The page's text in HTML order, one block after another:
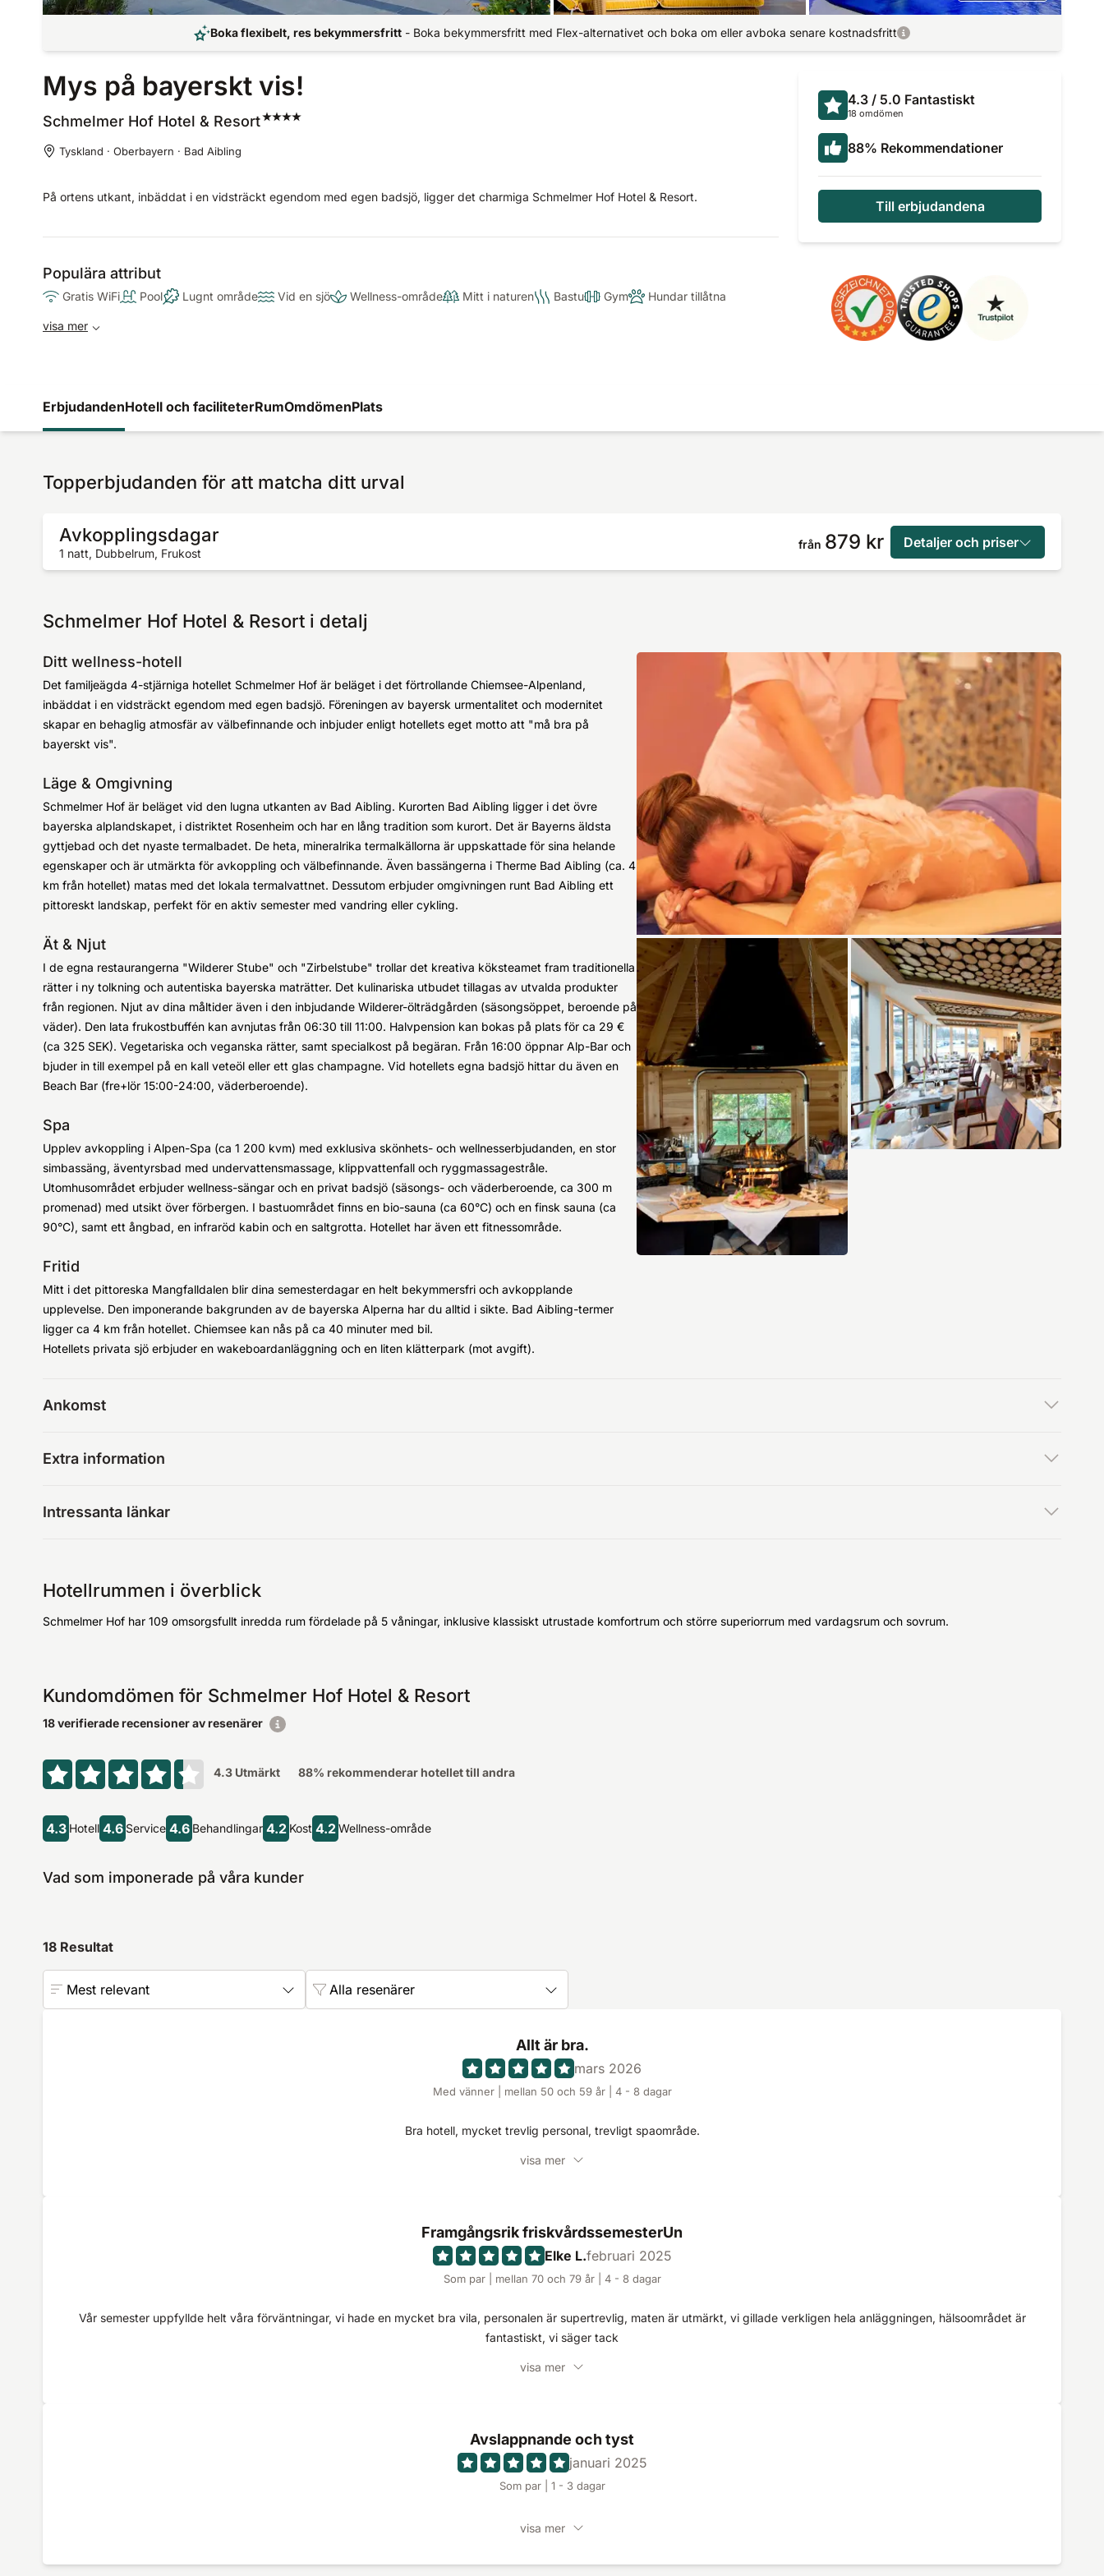
Boka flexibelt, res bekymmersfritt - Boka bekymmersfritt med Flex-alternativet och boka om eller avboka senare kostnadsfritt
Mys på bayerskt vis!
Schmelmer Hof Hotel & Resort
Tyskland · Oberbayern · Bad Aibling
4.3 / 5.0 Fantastiskt
18 omdömen
88% Rekommendationer
Till erbjudandena
På ortens utkant, inbäddat i en vidsträckt egendom med egen badsjö, ligger det charmiga Schmelmer Hof Hotel & Resort.
Populära attribut
Gratis WiFi Pool Lugnt område Vid en sjö Wellness-område Mitt i naturen Bastu Gym Hundar tillåtna
visa mer
ErbjudandenHotell och faciliteterRumOmdömenPlats
Topperbjudanden för att matcha ditt urval
Avkopplingsdagar
1 natt, Dubbelrum, Frukost
från 879 kr Detaljer och priser
Schmelmer Hof Hotel & Resort i detalj
Ditt wellness-hotell
Det familjeägda 4-stjärniga hotellet Schmelmer Hof är beläget i det förtrollande Chiemsee-Alpenland,
inbäddat i en vidsträckt egendom med egen badsjö. Föreningen av bayersk urmentalitet och modernitet
skapar en behaglig atmosfär av välbefinnande och inbjuder enligt hotellets eget motto att "må bra på
bayerskt vis".
Läge & Omgivning
Schmelmer Hof är beläget vid den lugna utkanten av Bad Aibling. Kurorten Bad Aibling ligger i det övre
bayerska alplandskapet, i distriktet Rosenheim och har en lång tradition som kurort. Det är Bayerns äldsta
gyttjebad och det nyaste termalbadet. De heta, mineralrika termalkällorna är uppskattade för sina helande
egenskaper och är utmärkta för avkoppling och välbefinnande. Även bassängerna i Therme Bad Aibling (ca. 4
km från hotellet) matas med det lokala termalvattnet. Dessutom erbjuder omgivningen runt Bad Aibling ett
pittoreskt landskap, perfekt för en aktiv semester med vandring eller cykling.
Ät & Njut
I de egna restaurangerna "Wilderer Stube" och "Zirbelstube" trollar det kreativa köksteamet fram traditionella
rätter i ny tolkning och autentiska bayerska maträtter. Det kulinariska utbudet tillagas av utvalda produkter
från regionen. Njut av dina måltider även i den inbjudande Wilderer-ölträdgården (säsongsöppet, beroende på
väder). Den lata frukostbuffén kan avnjutas från 06:30 till 11:00. Halvpension kan bokas på plats för ca 29 €
(ca 325 SEK). Vegetariska och veganska rätter, samt specialkost på begäran. Från 16:00 öppnar Alp-Bar och
bjuder in till exempel på en kall veteöl eller ett glas champagne. Vid hotellets egna badsjö hittar du även en
Beach Bar (fre+lör 15:00-24:00, väderberoende).
Spa
Upplev avkoppling i Alpen-Spa (ca 1 200 kvm) med exklusiva skönhets- och wellnesserbjudanden, en stor
simbassäng, äventyrsbad med undervattensmassage, klippvattenfall och ryggmassagestråle.
Utomhusområdet erbjuder wellness-sängar och en privat badsjö (säsongs- och väderberoende, ca 300 m
promenad) med utsikt över förbergen. I bastuområdet finns en bio-sauna (ca 60°C) och en finsk sauna (ca
90°C), samt ett ångbad, en infraröd kabin och en saltgrotta. Hotellet har även ett fitnessområde.
Fritid
Mitt i det pittoreska Mangfalldalen blir dina semesterdagar en helt bekymmersfri och avkopplande
upplevelse. Den imponerande bakgrunden av de bayerska Alperna har du alltid i sikte. Bad Aibling-termer
ligger ca 4 km från hotellet. Chiemsee kan nås på ca 40 minuter med bil.
Hotellets privata sjö erbjuder en wakeboardanläggning och en liten klätterpark (mot avgift).
Ankomst
Extra information
Intressanta länkar
Hotellrummen i överblick
Schmelmer Hof har 109 omsorgsfullt inredda rum fördelade på 5 våningar, inklusive klassiskt utrustade komfortrum och större superiorrum med vardagsrum och sovrum.
Kundomdömen för Schmelmer Hof Hotel & Resort
18 verifierade recensioner av resenärer
4.3 Utmärkt 88% rekommenderar hotellet till andra
4.3 Hotell 4.6 Service 4.6 Behandlingar 4.2 Kost 4.2 Wellness-område
Vad som imponerade på våra kunder
18 Resultat
Mest relevant Alla resenärer
Allt är bra.
mars 2026
Med vänner | mellan 50 och 59 år | 4 - 8 dagar
Bra hotell, mycket trevlig personal, trevligt spaområde.
visa mer
Framgångsrik friskvårdssemesterUn
Elke L.februari 2025
Som par | mellan 70 och 79 år | 4 - 8 dagar
Vår semester uppfyllde helt våra förväntningar, vi hade en mycket bra vila, personalen är supertrevlig, maten är utmärkt, vi gillade verkligen hela anläggningen, hälsoområdet är
fantastiskt, vi säger tack
visa mer
Avslappnande och tyst
januari 2025
Som par | 1 - 3 dagar
visa mer